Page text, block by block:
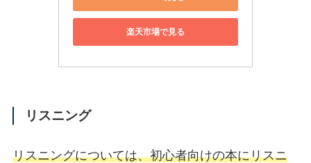
楽天市場で見る
リスニング
リスニングについては、初心者向けの本にリスニ